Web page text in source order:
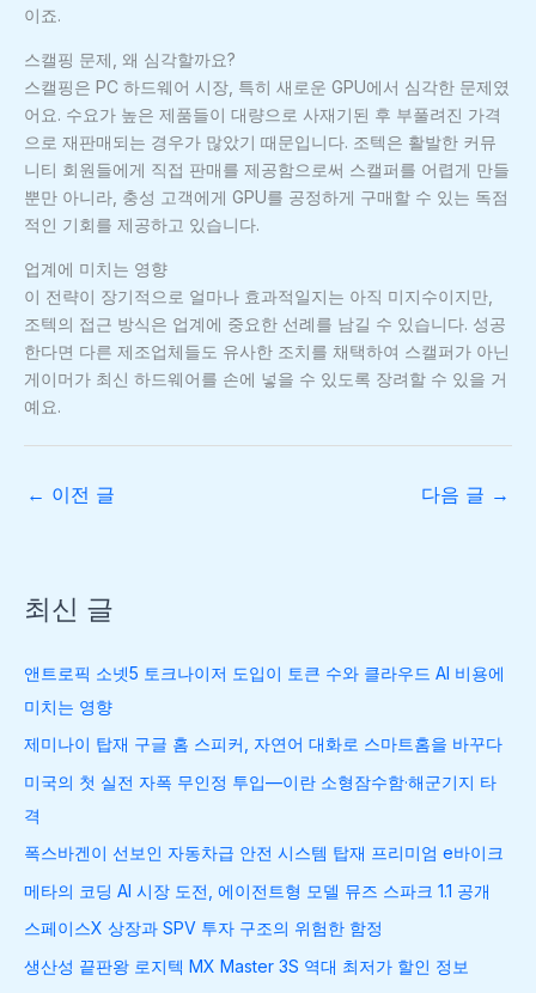
이죠.
스캘핑 문제, 왜 심각할까요?
스캘핑은 PC 하드웨어 시장, 특히 새로운 GPU에서 심각한 문제였
어요. 수요가 높은 제품들이 대량으로 사재기된 후 부풀려진 가격
으로 재판매되는 경우가 많았기 때문입니다. 조텍은 활발한 커뮤
니티 회원들에게 직접 판매를 제공함으로써 스캘퍼를 어렵게 만들
뿐만 아니라, 충성 고객에게 GPU를 공정하게 구매할 수 있는 독점
적인 기회를 제공하고 있습니다.
업계에 미치는 영향
이 전략이 장기적으로 얼마나 효과적일지는 아직 미지수이지만,
조텍의 접근 방식은 업계에 중요한 선례를 남길 수 있습니다. 성공
한다면 다른 제조업체들도 유사한 조치를 채택하여 스캘퍼가 아닌
게이머가 최신 하드웨어를 손에 넣을 수 있도록 장려할 수 있을 거
예요.
← 이전 글 다음 글 →
최신 글
앤트로픽 소넷5 토크나이저 도입이 토큰 수와 클라우드 AI 비용에
미치는 영향
제미나이 탑재 구글 홈 스피커, 자연어 대화로 스마트홈을 바꾸다
미국의 첫 실전 자폭 무인정 투입—이란 소형잠수함·해군기지 타
격
폭스바겐이 선보인 자동차급 안전 시스템 탑재 프리미엄 e바이크
메타의 코딩 AI 시장 도전, 에이전트형 모델 뮤즈 스파크 1.1 공개
스페이스X 상장과 SPV 투자 구조의 위험한 함정
생산성 끝판왕 로지텍 MX Master 3S 역대 최저가 할인 정보